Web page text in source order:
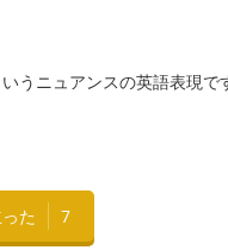
ニュアンスの英語表現で
た 7